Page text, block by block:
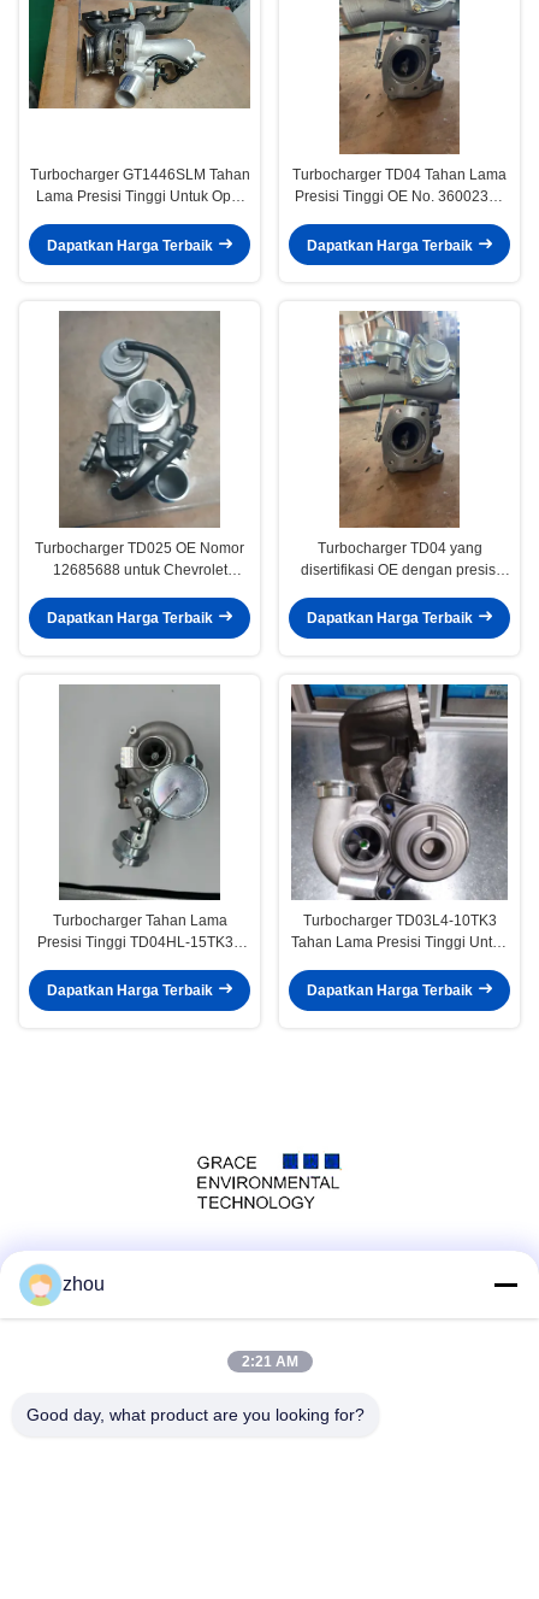
Turbocharger GT1446SLM Tahan
Lama Presisi Tinggi Untuk Opel
Zafira Insignia 1.4 781504-5004s
860156 55565353
Dapatkan Harga Terbaik
Turbocharger TD04 Tahan Lama
Presisi Tinggi OE No. 36002369
2.5T B5254T2
Dapatkan Harga Terbaik
Turbocharger TD025 OE Nomor
12685688 untuk Chevrolet
2022
Dapatkan Harga Terbaik
Turbocharger TD04 yang
disertifikasi OE dengan presisi
mesin Volvo XC90 XC70 2.5T
Dapatkan Harga Terbaik
Turbocharger Tahan Lama
Presisi Tinggi TD04HL-15TK31
MDX 3.5 AWD 2005-12
Dapatkan Harga Terbaik
Turbocharger TD03L4-10TK3
Tahan Lama Presisi Tinggi Untuk
49131-07031 11657649289
Dapatkan Harga Terbaik
zhou
2:21 AM
Good day, what product are you looking for?